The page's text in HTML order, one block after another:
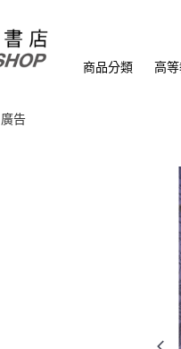
商品分類 高
廣告